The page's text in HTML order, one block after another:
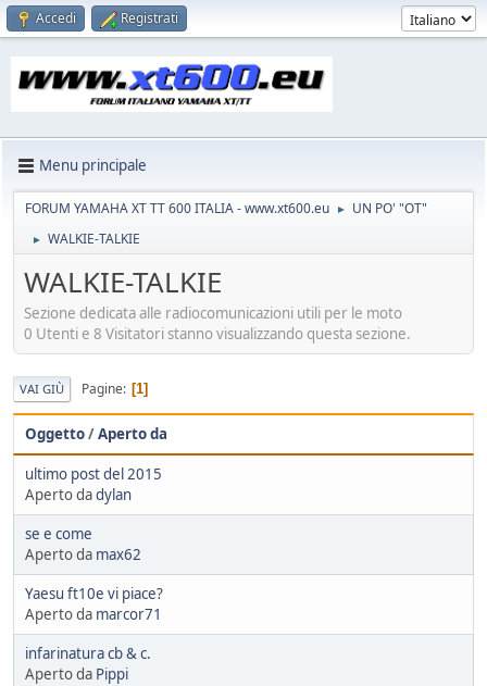
Accedi Registrati
Menu principale
FORUM YAMAHA XT TT 600 ITALIA - www.xt600.eu ► UN PO' "OT"
► WALKIE-TALKIE
WALKIE-TALKIE
Sezione dedicata alle radiocomunicazioni utili per le moto
0 Utenti e 8 Visitatori stanno visualizzando questa sezione.
VAI GIÙ Pagine 1
Oggetto/Aperto da
ultimo post del 2015
Aperto dadylan
se e come
Aperto da max62
Yaesu ft10e vi piace?
Aperto da marcor71
infarinatura cb & c.
Aperto da Pippi